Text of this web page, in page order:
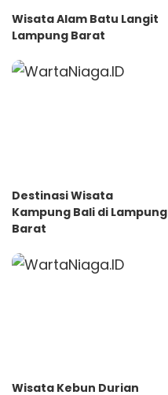
Wisata Alam Batu Langit
Lampung Barat
Destinasi Wisata
Kampung Bali di Lampung
Barat
Wisata Kebun Durian